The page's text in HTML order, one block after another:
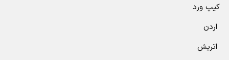
کیپ ورد
‏ اردن
‏ اتریش